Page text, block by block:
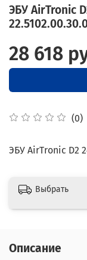
ЭБУ AirTronic
(0)
28 618
ЭБУ AirTronic D2
Выбрать
Описание